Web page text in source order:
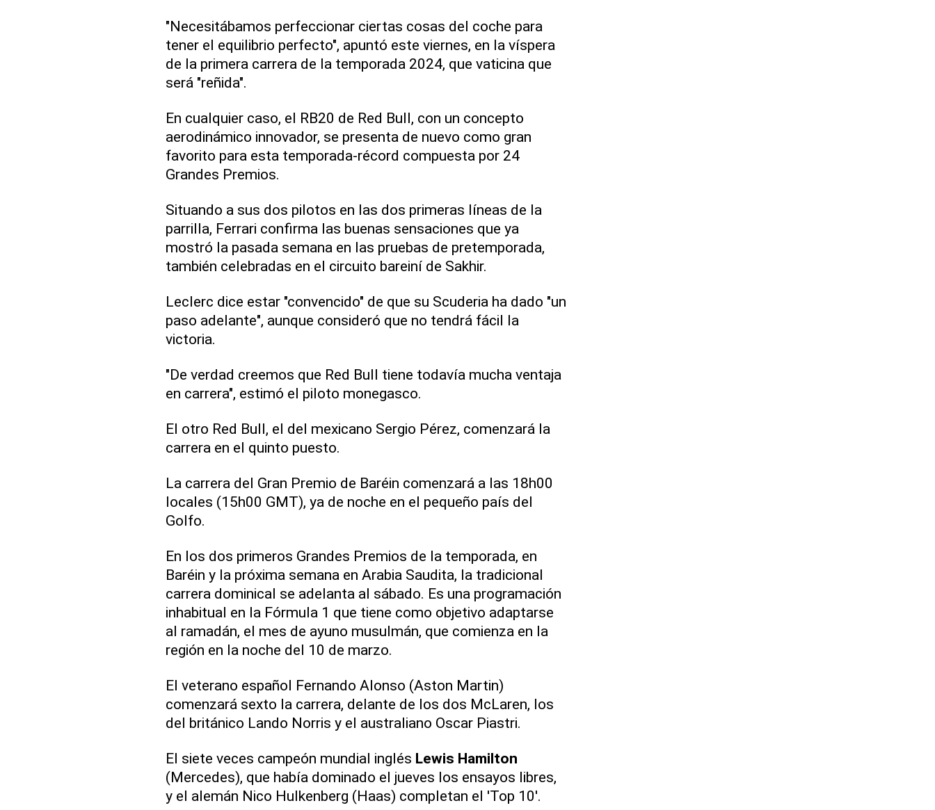
"Necesitábamos perfeccionar ciertas cosas del coche para
tener el equilibrio perfecto", apuntó este viernes, en la víspera
de la primera carrera de la temporada 2024, que vaticina que
será "reñida".
En cualquier caso, el RB20 de Red Bull, con un concepto
aerodinámico innovador, se presenta de nuevo como gran
favorito para esta temporada-récord compuesta por 24
Grandes Premios.
Situando a sus dos pilotos en las dos primeras líneas de la
parrilla, Ferrari confirma las buenas sensaciones que ya
mostró la pasada semana en las pruebas de pretemporada,
también celebradas en el circuito bareiní de Sakhir.
Leclerc dice estar "convencido" de que su Scuderia ha dado "un
paso adelante", aunque consideró que no tendrá fácil la
victoria.
"De verdad creemos que Red Bull tiene todavía mucha ventaja
en carrera", estimó el piloto monegasco.
El otro Red Bull, el del mexicano Sergio Pérez, comenzará la
carrera en el quinto puesto.
La carrera del Gran Premio de Baréin comenzará a las 18h00
locales (15h00 GMT), ya de noche en el pequeño país del
Golfo.
En los dos primeros Grandes Premios de la temporada, en
Baréin y la próxima semana en Arabia Saudita, la tradicional
carrera dominical se adelanta al sábado. Es una programación
inhabitual en la Fórmula 1 que tiene como objetivo adaptarse
al ramadán, el mes de ayuno musulmán, que comienza en la
región en la noche del 10 de marzo.
El veterano español Fernando Alonso (Aston Martin)
comenzará sexto la carrera, delante de los dos McLaren, los
del británico Lando Norris y el australiano Oscar Piastri.
El siete veces campeón mundial inglés Lewis Hamilton
(Mercedes), que había dominado el jueves los ensayos libres,
y el alemán Nico Hulkenberg (Haas) completan el 'Top 10'.